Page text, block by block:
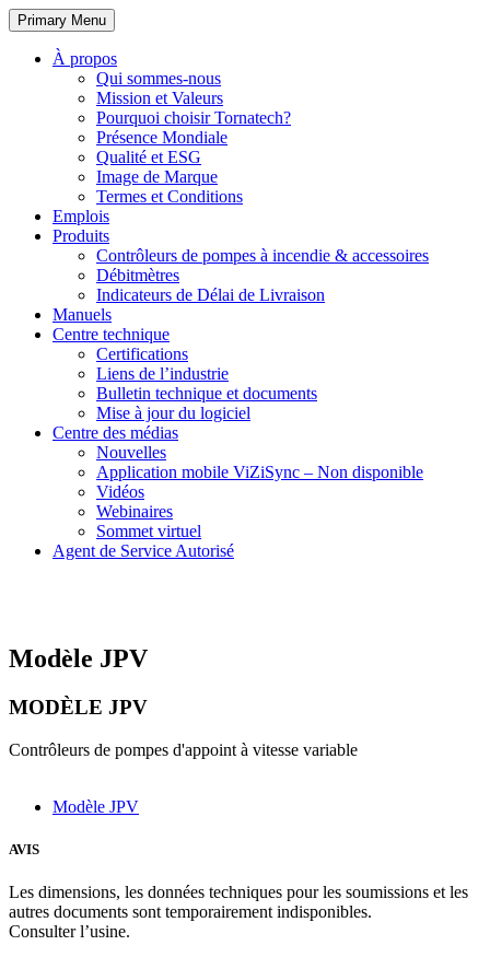
Primary Menu
À propos
Qui sommes-nous
Mission et Valeurs
Pourquoi choisir Tornatech?
Présence Mondiale
Qualité et ESG
Image de Marque
Termes et Conditions
Emplois
Produits
Contrôleurs de pompes à incendie & accessoires
Débitmètres
Indicateurs de Délai de Livraison
Manuels
Centre technique
Certifications
Liens de l’industrie
Bulletin technique et documents
Mise à jour du logiciel
Centre des médias
Nouvelles
Application mobile ViZiSync – Non disponible
Vidéos
Webinaires
Sommet virtuel
Agent de Service Autorisé
Modèle JPV
MODÈLE JPV
Contrôleurs de pompes d'appoint à vitesse variable
Modèle JPV
AVIS
Les dimensions, les données techniques pour les soumissions et les
autres documents sont temporairement indisponibles.
Consulter l’usine.